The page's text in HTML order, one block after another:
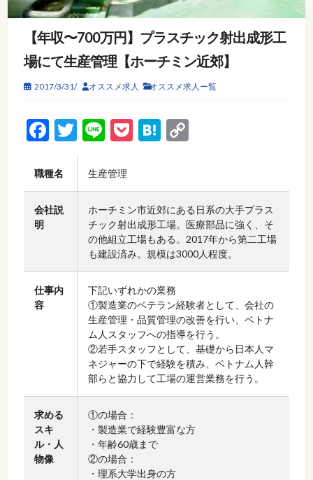
【年収〜700万円】プラスチック射出成形工
場にて生産管理【ホーチミン近郊】
2017/3/31/ オススメ求人 オススメ求人ー覧
Facebook
Twitter
LinePocketHatena
Copy
職種名 生産管理
会社説
明
ホーチミン市近郊にある日系の大手プラス
チック射出成形工場。医療部品に強く、そ
の他組立工場もある。2017年から第二工場
も建設済み。規模は3000人程度。
仕事内
容
下記いずれかの業務
①製造業のベテラン経験者として、会社の
生産管理・品質管理の改善を行い、ベトナ
ム人スタッフへの指導を行う。
②若手スタッフとして、基礎から日本人マ
ネジャーの下で経験を積み、ベトナム人幹
部らと協力して工場の運営業務を行う。
求める
スキ
ル・人
物像
①の場合：
・製造業で経験豊富な方
・年齢60歳まで
②の場合：
・理系大学出身の方